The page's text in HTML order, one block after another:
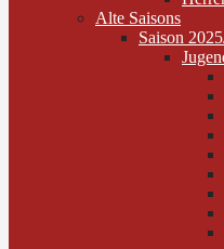
Alte Saisons
Saison